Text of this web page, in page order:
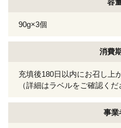
90g×3個
消費
充填後180日以内にお召し上
（詳細はラベルをご確認くだ
事業